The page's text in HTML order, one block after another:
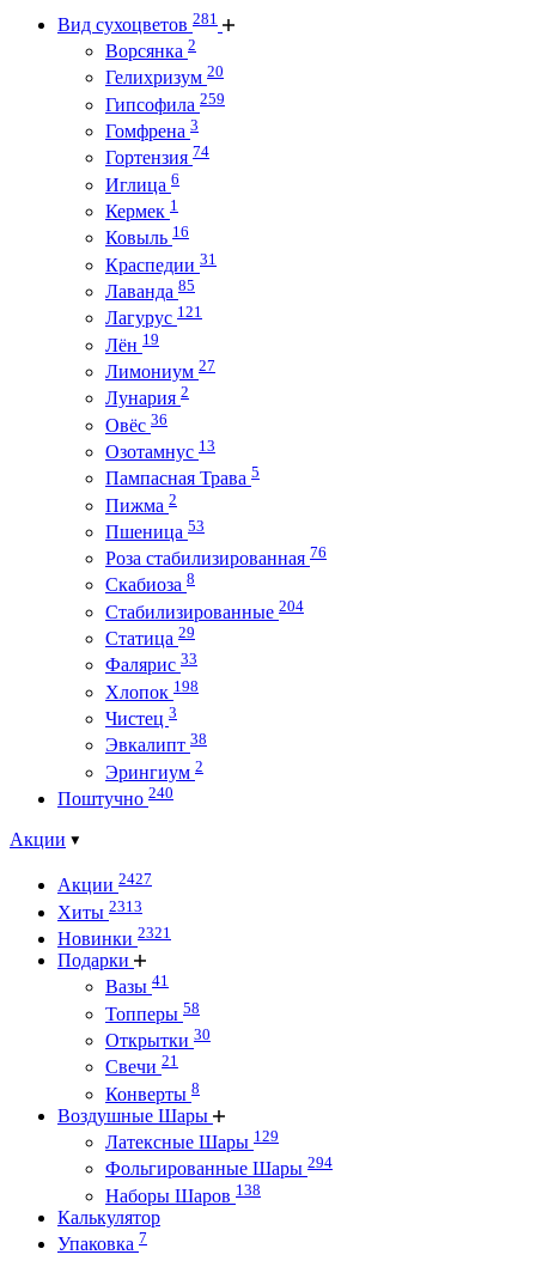
Вид сухоцветов 281
Ворсянка 2
Гелихризум 20
Гипсофила 259
Гомфрена 3
Гортензия 74
Иглица 6
Кермек 1
Ковыль 16
Краспедии 31
Лаванда 85
Лагурус 121
Лён 19
Лимониум 27
Лунария 2
Овёс 36
Озотамнус 13
Пампасная Трава 5
Пижма 2
Пшеница 53
Роза стабилизированная 76
Скабиоза 8
Стабилизированные 204
Статица 29
Фалярис 33
Хлопок 198
Чистец 3
Эвкалипт 38
Эрингиум 2
Поштучно 240
Акции
Акции 2427
Хиты 2313
Новинки 2321
Подарки
Вазы 41
Топперы 58
Открытки 30
Свечи 21
Конверты 8
Воздушные Шары
Латексные Шары 129
Фольгированные Шары 294
Наборы Шаров 138
Калькулятор
Упаковка 7